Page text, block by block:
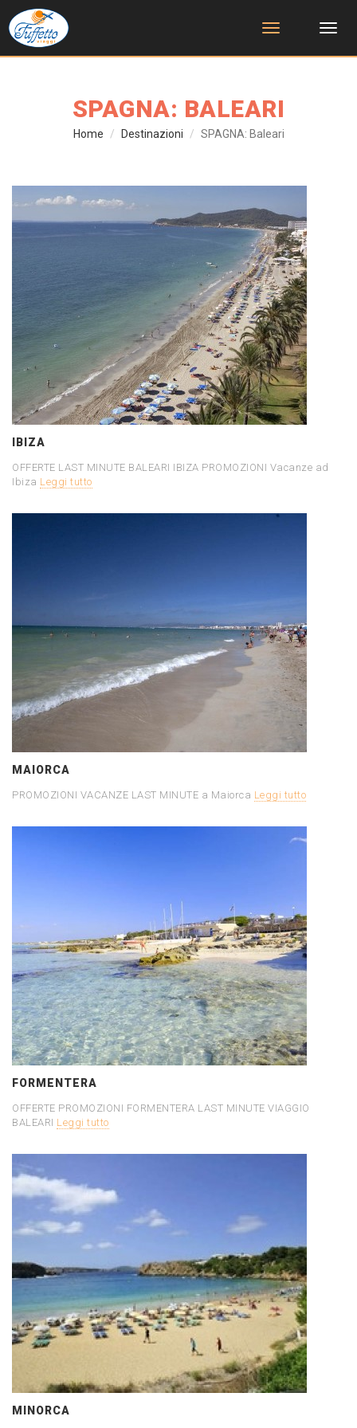
Toggle
SPAGNA: BALEARI
Home Destinazioni SPAGNA: Baleari
IBIZA
OFFERTE LAST MINUTE BALEARI IBIZA PROMOZIONI Vacanze ad
Ibiza Leggi tutto
MAIORCA
PROMOZIONI VACANZE LAST MINUTE a Maiorca Leggi tutto
FORMENTERA
OFFERTE PROMOZIONI FORMENTERA LAST MINUTE VIAGGIO
BALEARI Leggi tutto
MINORCA